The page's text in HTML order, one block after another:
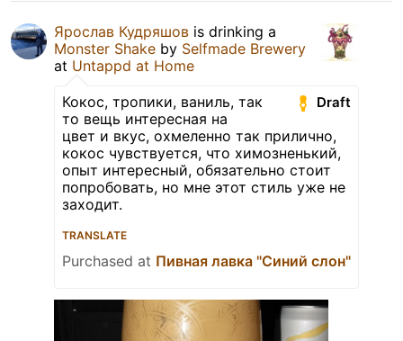
Ярослав Кудряшов is drinking a
Monster Shake by Selfmade Brewery
at Untappd at Home
Draft
Кокос, тропики, ваниль, так
то вещь интересная на
цвет и вкус, охмеленно так прилично,
кокос чувствуется, что химозненький,
опыт интересный, обязательно стоит
попробовать, но мне этот стиль уже не
заходит.
TRANSLATE
Purchased at Пивная лавка "Синий слон"